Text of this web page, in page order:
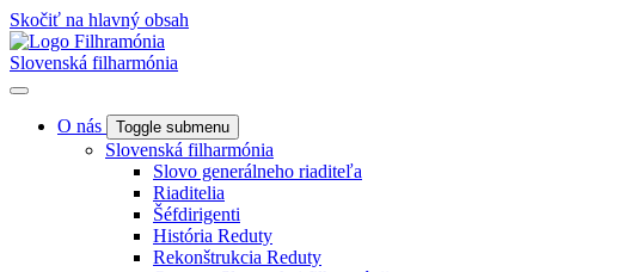
Skočiť na hlavný obsah
Slovenská filharmónia
O nás Toggle submenu
Slovenská filharmónia
Slovo generálneho riaditeľa
Riaditelia
Šéfdirigenti
História Reduty
Rekonštrukcia Reduty